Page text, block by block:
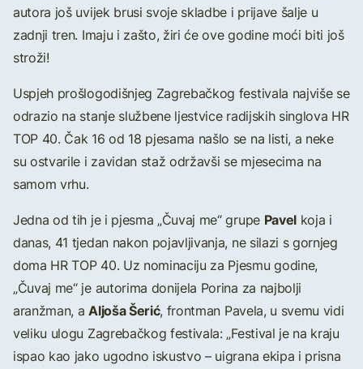
autora još uvijek brusi svoje skladbe i prijave šalje u
zadnji tren. Imaju i zašto, žiri će ove godine moći biti još
stroži!
Uspjeh prošlogodišnjeg Zagrebačkog festivala najviše se
odrazio na stanje službene ljestvice radijskih singlova HR
TOP 40. Čak 16 od 18 pjesama našlo se na listi, a neke
su ostvarile i zavidan staž održavši se mjesecima na
samom vrhu.
Jedna od tih je i pjesma „Čuvaj me“ grupe Pavelkoja i
danas, 41 tjedan nakon pojavljivanja, ne silazi s gornjeg
doma HR TOP 40. Uz nominaciju za Pjesmu godine,
„Čuvaj me“ je autorima donijela Porina za najbolji
aranžman, aAljoša Šerić, frontman Pavela, u svemu vidi
veliku ulogu Zagrebačkog festivala: „Festival je na kraju
ispao kao jako ugodno iskustvo – uigrana ekipa i prisna